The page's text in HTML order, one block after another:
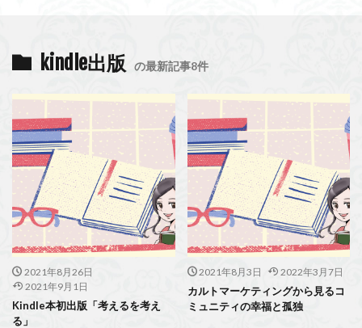
kindle出版 の最新記事8件
2021年8月26日
2021年9月1日
Kindle本初出版「考えるを考え
る」
2021年8月3日 2022年3月7日
カルトマーケティングから見るコ
ミュニティの幸福と孤独